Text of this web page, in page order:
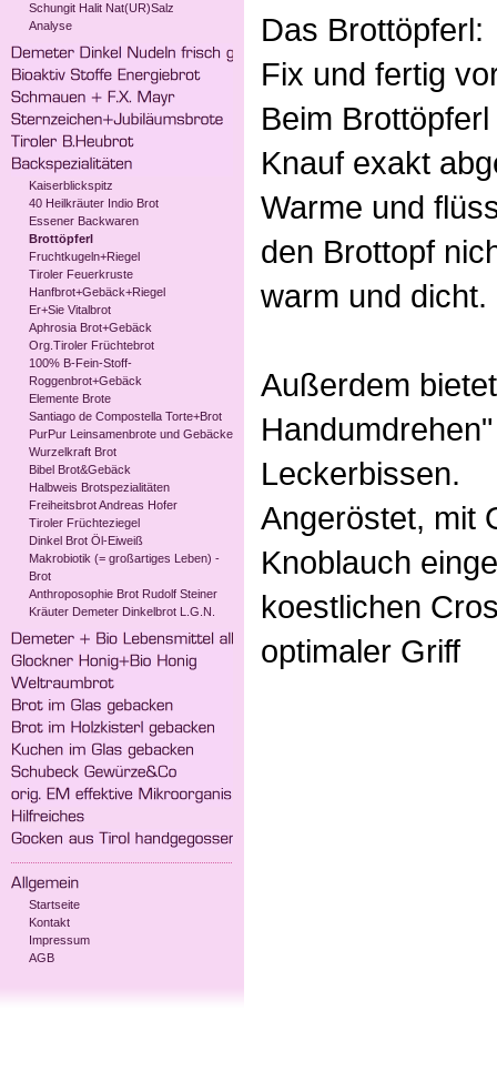
Schungit Halit Nat(UR)Salz
Analyse
Kaiserblickspitz
40 Heilkräuter Indio Brot
Essener Backwaren
Brottöpferl
Fruchtkugeln+Riegel
Tiroler Feuerkruste
Hanfbrot+Gebäck+Riegel
Er+Sie Vitalbrot
Aphrosia Brot+Gebäck
Org.Tiroler Früchtebrot
100% B-Fein-Stoff-
Roggenbrot+Gebäck
Elemente Brote
Santiago de Compostella Torte+Brot
PurPur Leinsamenbrote und Gebäcke
Wurzelkraft Brot
Bibel Brot&Gebäck
Halbweis Brotspezialitäten
Freiheitsbrot Andreas Hofer
Tiroler Früchteziegel
Dinkel Brot Öl-Eiweiß
Makrobiotik (= großartiges Leben) -
Brot
Anthroposophie Brot Rudolf Steiner
Kräuter Demeter Dinkelbrot L.G.N.
Startseite
Kontakt
Impressum
AGB
Das Brottöpferl:
Fix und fertig
Beim
Knauf exakt
Warme und
den Brottopf
warm und dicht.
Außerdem
Leckerbissen.
Angeröstet, mit
Knoblauch
koestlichen
optimaler Griff